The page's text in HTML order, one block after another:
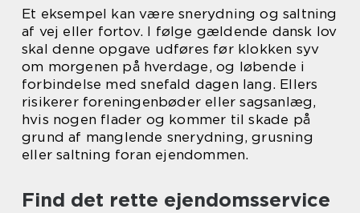
Et eksempel kan være snerydning og saltning
af vej eller fortov. I følge gældende dansk lov
skal denne opgave udføres før klokken syv
om morgenen på hverdage, og løbende i
forbindelse med snefald dagen lang. Ellers
risikerer foreningenbøder eller sagsanlæg,
hvis nogen flader og kommer til skade på
grund af manglende snerydning, grusning
eller saltning foran ejendommen.
Find det rette ejendomsservice